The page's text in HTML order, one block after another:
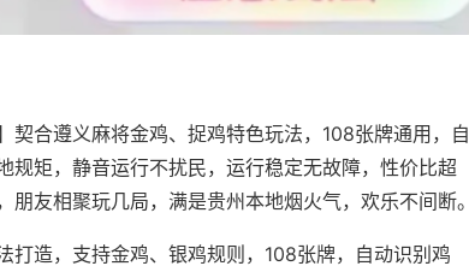
契合遵义麻将金鸡、捉鸡特色玩法，108张牌通用，自
规矩，静音运行不扰民，运行稳定无故障，性价比超
友相聚玩几局，满是贵州本地烟火气，欢乐不间断。
打造，支持金鸡、银鸡规则，108张牌，自动识别鸡